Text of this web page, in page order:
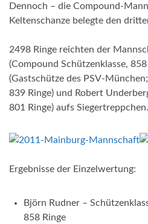
Dennoch – die Compound-
Keltenschanze belegte den
2498 Ringe reichten der
(Compound Schützenklasse,
(Gastschütze des PSV-
839 Ringe) und Robert
801 Ringe) aufs Siegertreppchen.
Ergebnisse der Einzelwertung:
Björn Rudner –
858 Ringe